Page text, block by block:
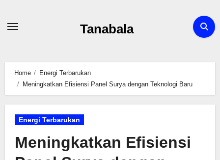
Tanabala
Home
Energi Terbarukan
Meningkatkan Efisiensi Panel Surya dengan Teknologi Baru
Energi Terbarukan
Meningkatkan Efisiensi